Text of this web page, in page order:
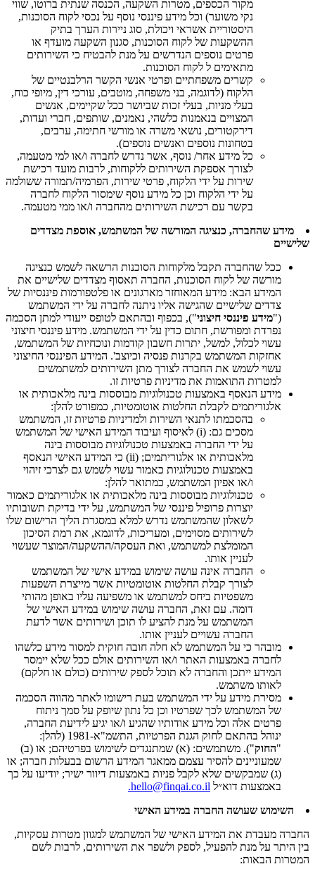
מקור הכספים, מטרות השקעה, הכנסה שנתית ברוטו, שווי
נקי משוער) וכל מידע פיננסי נוסף על נכסי לקוח הסוכנות,
היסטוריית אשראי ויכולת, סוג ניירות הערך בתיק
ההשקעות של לקוח הסוכנות, סגנון השקעה מועדף או
פרטים נוספים הנדרשים על מנת להבטיח כי השירותים
מתאימים ל לקוח הסוכנות.
קשרים משפחתיים ופרטי אנשי הקשר הרלבנטיים של
הלקוח (לדוגמה, בני משפחה, מוטבים, עורכי דין, מיופי כוח,
בעלי מניות, בעלי זכות שביושר ככל שקיימים, אנשים
המצויים בנאמנות כלשהי, נאמנים, שותפים, חברי ועדות,
דירקטורים, נושאי משרה או מורשי חתימה, ערבים,
בטחונות נוספים ואנשים נוספים).
כל מידע אחר/ נוסף, אשר נדרש לחברה ו/או למי מטעמה,
לצורך אספקת השירותים ללקוחות, לרבות מועד רכישת
שירות על ידי הלקוח, פרטי שירות, הפרמיה/תמורה ששולמה
על ידי הלקוח וכן כל מידע נוסף שימסור הלקוח לחברה
בקשר עם רכישת השירותים מהחברה ו/או ממי מטעמה.
מידע שהחברה, כנציגה המורשה של המשתמש, אוספת מצדדים
שלישיים
ככל שהחברה תקבל מלקוחות הסוכנות הרשאה לשמש כנציגה
מורשה של לקוח הסוכנות, החברה תאסוף מצדדים שלישיים את
המידע הבא: מידע המאוחזר מארגונים או פלטפורמות פיננסיות של
צדדים שלישיים שהגישה אליו ניתנה לחברה על ידי המשתמש
("מידע פיננסי חיצוני"), בכפוף ובהתאם לטופס ייעודי למתן הסכמה
נפרדת ומפורשת, חתום כדין על ידי המשתמש. מידע פיננסי חיצוני
עשוי לכלול, למשל, יתרות חשבון קודמות ונוכחיות של המשתמש,
אחזקות המשתמש בקרנות פנסיה וכיוצב'. המידע הפיננסי החיצוני
עשוי לשמש את החברה לצורך מתן השירותים למשתמשים
למטרות התואמות את מדיניות פרטיות זו.
מידע הנאסף באמצעות טכנולוגיות מבוססות בינה מלאכותית או
אלגוריתמים לקבלת החלטות אוטומטיות, כמפורט להלן:
בהסכמתו לתנאי השירות ולמדיניות פרטיות זו, המשתמש
מסכים גם: (i) לאיסוף ועיבוד המידע האישי של המשתמש
על ידי החברה באמצעות טכנולוגיות מבוססות בינה
מלאכותית או אלגוריתמים; (ii) כי המידע האישי הנאסף
באמצעות טכנולוגיות כאמור עשוי לשמש גם לצרכי זיהוי
ו/או אפיון המשתמש, כמתואר להלן:
טכנולוגיות מבוססות בינה מלאכותית או אלגוריתמים כאמור
יוצרות פרופיל פיננסי של המשתמש, על ידי בדיקת תשובותיו
לשאלון שהמשתמש נדרש למלא במסגרת הליך הרישום שלו
לשירותים מסוימים, ומעריכות, לדוגמא, את רמת הסיכון
המומלצת למשתמש, ואת העסקה/ההשקעה/המוצר שעשוי
לעניין אותו.
החברה אינה עושה שימוש במידע אישי של המשתמש
לצורך קבלת החלטות אוטומטיות אשר מייצרת השפעות
משפטיות ביחס למשתמש או משפיעה עליו באופן מהותי
דומה. עם זאת, החברה עושה שימוש במידע האישי של
המשתמש על מנת להציע לו תוכן ושירותים אשר לדעת
החברה עשויים לעניין אותו.
מובהר כי על המשתמש לא חלה חובה חוקית למסור מידע כלשהו
לחברה באמצעות האתר ו/או השירותים אולם ככל שלא יימסר
המידע ייתכן והחברה לא תוכל לספק שירותים (כולם או חלקם)
לאותו משתמש.
מסירת מידע על ידי המשתמש בעת רישומו לאתר מהווה הסכמה
של המשתמש לכך שפרטיו וכן כל נתון שיופק על סמך ניתוח
פרטים אלה וכל מידע אודותיו שהגיע ו/או יגיע לידיעת החברה,
ינוהל בהתאם לחוק הגנת הפרטיות, התשמ"א-1981 (להלן:
"החוק"). משתמשים: (א) שמתנגדים לשימוש בפרטיהם; או (ב)
שמעוניינים להסיר עצמם ממאגר המידע הרשום בבעלות חברה; או
(ג) שמבקשים שלא לקבל פניות באמצעות דיוור ישיר; יודיעו על כך
באמצעות דוא״ל hello@finqai.co.il.
השימוש שעושה החברה במידע האישי
החברה מעבדת את המידע האישי של המשתמש למגוון מטרות עסקיות,
בין היתר על מנת להפעיל, לספק ולשפר את השירותים, לרבות לשם
המטרות הבאות: